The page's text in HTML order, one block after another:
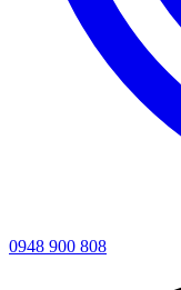
0948 900 808